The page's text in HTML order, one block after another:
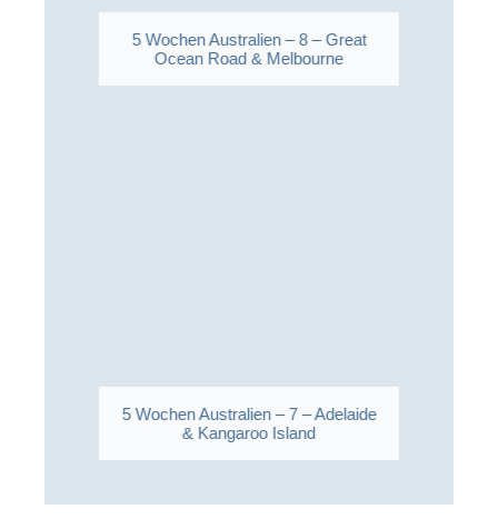
5 Wochen Australien – 8 – Great
Ocean Road & Melbourne
5 Wochen Australien – 7 – Adelaide
& Kangaroo Island